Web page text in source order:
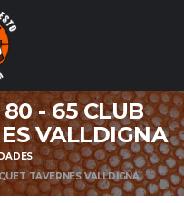
- 65 CLUB
VALLDIGNA
TAVERNES VALLDIGNA